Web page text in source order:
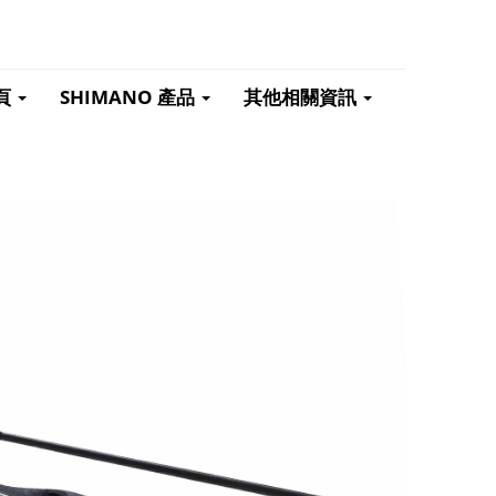
SHIMANO 產品 其他相關資訊